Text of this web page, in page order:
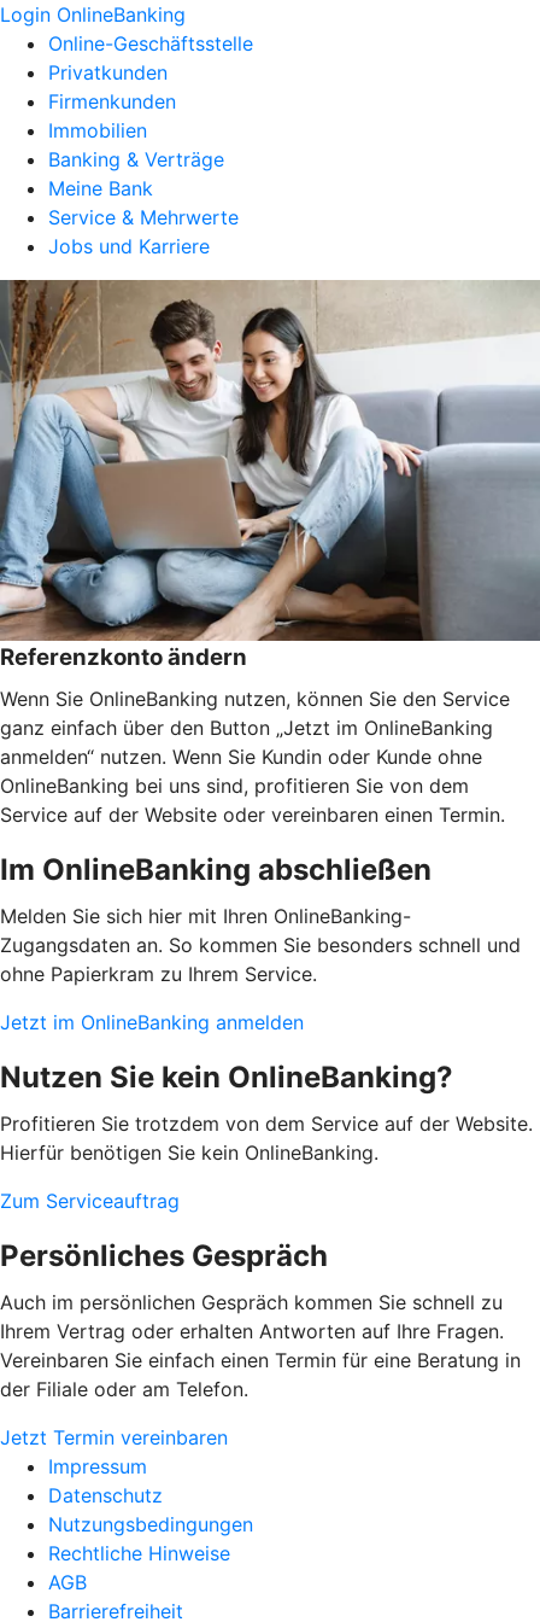
Login OnlineBanking
Online-Geschäftsstelle
Privatkunden
Firmenkunden
Immobilien
Banking & Verträge
Meine Bank
Service & Mehrwerte
Jobs und Karriere
Referenzkonto ändern
Wenn Sie OnlineBanking nutzen, können Sie den Service
ganz einfach über den Button „Jetzt im OnlineBanking
anmelden“ nutzen. Wenn Sie Kundin oder Kunde ohne
OnlineBanking bei uns sind, profitieren Sie von dem
Service auf der Website oder vereinbaren einen Termin.
Im OnlineBanking abschließen
Melden Sie sich hier mit Ihren OnlineBanking-
Zugangsdaten an. So kommen Sie besonders schnell und
ohne Papierkram zu Ihrem Service.
Jetzt im OnlineBanking anmelden
Nutzen Sie kein OnlineBanking?
Profitieren Sie trotzdem von dem Service auf der Website.
Hierfür benötigen Sie kein OnlineBanking.
Zum Serviceauftrag
Persönliches Gespräch
Auch im persönlichen Gespräch kommen Sie schnell zu
Ihrem Vertrag oder erhalten Antworten auf Ihre Fragen.
Vereinbaren Sie einfach einen Termin für eine Beratung in
der Filiale oder am Telefon.
Jetzt Termin vereinbaren
Impressum
Datenschutz
Nutzungsbedingungen
Rechtliche Hinweise
AGB
Barrierefreiheit